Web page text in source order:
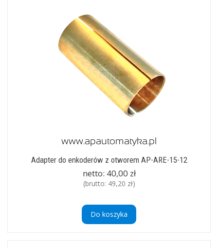
Adapter do enkoderów z otworem AP-ARE-15-12
netto: 40,00 zł
(brutto: 49,20 zł)
Do koszyka